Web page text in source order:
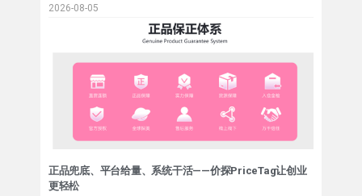
2026-08-05
正品兜底、平台给量、系统干活——价探PriceTag让创业
更轻松